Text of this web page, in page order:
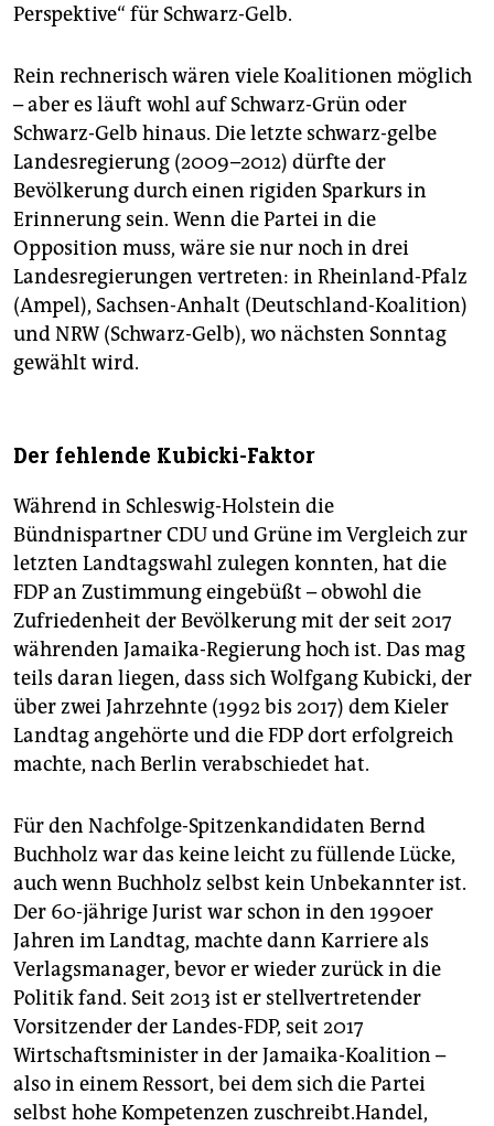
Perspektive“ für Schwarz-Gelb.
Rein rechnerisch wären viele Koalitionen möglich
– aber es läuft wohl auf Schwarz-Grün oder
Schwarz-Gelb hinaus. Die letzte schwarz-gelbe
Landesregierung (2009–2012) dürfte der
Bevölkerung durch einen rigiden Sparkurs in
Erinnerung sein. Wenn die Partei in die
Opposition muss, wäre sie nur noch in drei
Landesregierungen vertreten: in Rheinland-Pfalz
(Ampel), Sachsen-Anhalt (Deutschland-Koalition)
und NRW (Schwarz-Gelb), wo nächsten Sonntag
gewählt wird.
Der fehlende Kubicki-Faktor
Während in Schleswig-Holstein die
Bündnispartner CDU und Grüne im Vergleich zur
letzten Landtagswahl zulegen konnten, hat die
FDP an Zustimmung eingebüßt – obwohl die
Zufriedenheit der Bevölkerung mit der seit 2017
währenden Jamaika-Regierung hoch ist. Das mag
teils daran liegen, dass sich Wolfgang Kubicki, der
über zwei Jahrzehnte (1992 bis 2017) dem Kieler
Landtag angehörte und die FDP dort erfolgreich
machte, nach Berlin verabschiedet hat.
Für den Nachfolge-Spitzenkandidaten Bernd
Buchholz war das keine leicht zu füllende Lücke,
auch wenn Buchholz selbst kein Unbekannter ist.
Der 60-jährige Jurist war schon in den 1990er
Jahren im Landtag, machte dann Karriere als
Verlagsmanager, bevor er wieder zurück in die
Politik fand. Seit 2013 ist er stellvertretender
Vorsitzender der Landes-FDP, seit 2017
Wirtschaftsminister in der Jamaika-Koalition –
also in einem Ressort, bei dem sich die Partei
selbst hohe Kompetenzen zuschreibt.Handel,